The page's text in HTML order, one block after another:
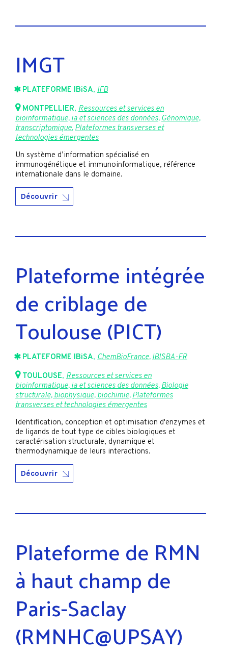
IMGT
PLATEFORME IBiSA, IFB
MONTPELLIER, Ressources et services en
bioinformatique, ia et sciences des données,Génomique,
transcriptomique,Plateformes transverses et
technologies émergentes
Un système d’information spécialisé en
immunogénétique et immunoinformatique, référence
internationale dans le domaine.
Découvrir
Plateforme intégrée
de criblage de
Toulouse (PICT)
PLATEFORME IBiSA, ChemBioFrance, IBISBA-FR
TOULOUSE, Ressources et services en
bioinformatique, ia et sciences des données, Biologie
structurale, biophysique, biochimie, Plateformes
transverses et technologies émergentes
Identification, conception et optimisation d'enzymes et
de ligands de tout type de cibles biologiques et
caractérisation structurale, dynamique et
thermodynamique de leurs interactions.
Découvrir
Plateforme de RMN
à haut champ de
Paris-Saclay
(RMNHC@UPSAY)